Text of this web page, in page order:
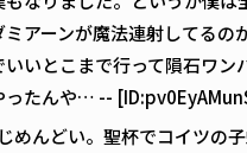
ミアーンが魔法連射してるの
いいとこまで行って隕石ワン
ったんや… --
めんどい。聖杯でコイツの